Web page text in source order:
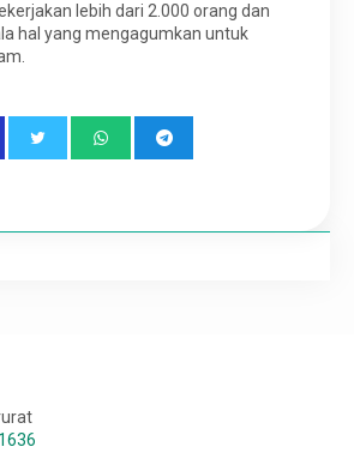
lebih dari 2.000 orang dan
hal yang mengagumkan untuk